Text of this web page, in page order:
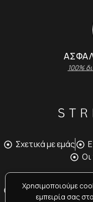
100%
Σχετικά με εμάς
Όροι Χρήσης
Χρησιμοποιούμε
εμπειρία σας